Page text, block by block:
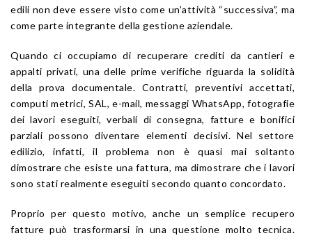
edili non deve essere visto come un’attività “successiva”, ma
come parte integrante della gestione aziendale.
Quando ci occupiamo di recuperare crediti da cantieri e
appalti privati, una delle prime verifiche riguarda la solidità
della prova documentale. Contratti, preventivi accettati,
computi metrici, SAL, e-mail, messaggi WhatsApp, fotografie
dei lavori eseguiti, verbali di consegna, fatture e bonifici
parziali possono diventare elementi decisivi. Nel settore
edilizio, infatti, il problema non è quasi mai soltanto
dimostrare che esiste una fattura, ma dimostrare che i lavori
sono stati realmente eseguiti secondo quanto concordato.
Proprio per questo motivo, anche un semplice recupero
fatture può trasformarsi in una questione molto tecnica.